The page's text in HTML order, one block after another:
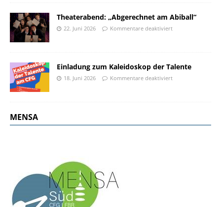
Theaterabend: „Abgerechnet am Abiball“
22. Juni 2026 Kommentare deaktiviert
Einladung zum Kaleidoskop der Talente
18. Juni 2026 Kommentare deaktiviert
MENSA